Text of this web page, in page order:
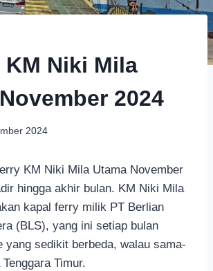
Niki Mila
2024
2024
KM Niki Mila Utama November
hingga akhir bulan. KM Niki Mila
kapal ferry milik PT Berlian
(BLS), yang ini setiap bulan
yang sedikit berbeda, walau sama-
Timur.